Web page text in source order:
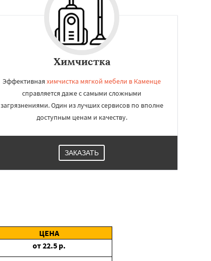
Химчистка
Эффективная химчистка мягкой мебели в Каменце
справляется даже с самыми сложными
загрязнениями. Один из лучших сервисов по вполне
доступным ценам и качеству.
ЗАКАЗАТЬ
ЦЕНА
от22.5 р.